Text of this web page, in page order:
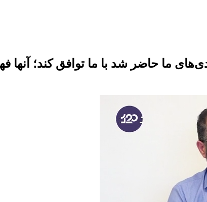
ما حاضر شد با ما توافق کند؛ آنها